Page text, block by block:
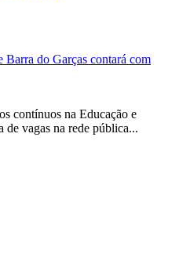
contínuos na Educação e
de vagas na rede pública...